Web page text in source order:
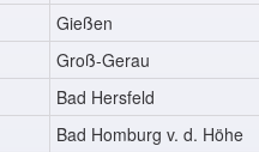
Gießen
Groß-Gerau
Bad Hersfeld
Bad Homburg v. d. Höhe